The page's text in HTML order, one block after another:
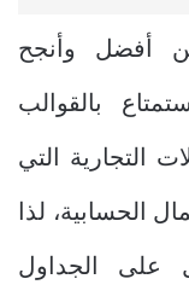
أفضل وأنجح
بالقوالب
التجارية التي
الحسابية، لذا
على الجداول